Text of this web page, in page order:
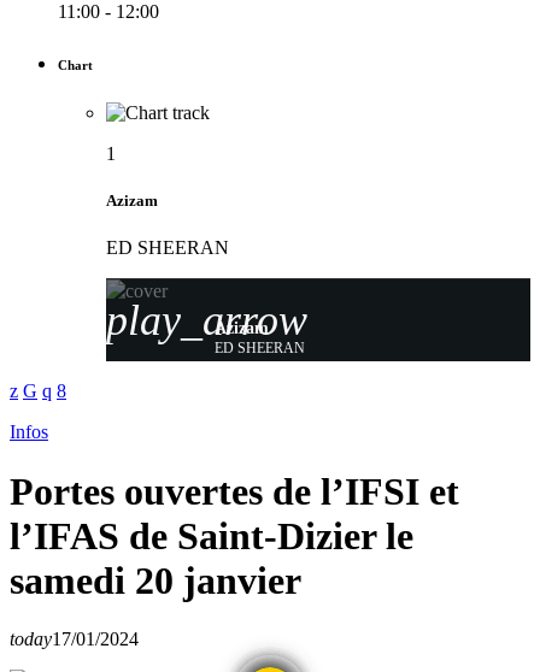
11:00 - 12:00
Chart
1
Azizam
ED SHEERAN
play_arrow
Azizam
ED SHEERAN
Infos
Portes ouvertes de l’IFSI et
l’IFAS de Saint-Dizier le
samedi 20 janvier
today17/01/2024